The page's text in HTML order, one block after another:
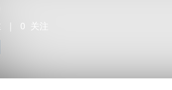
0 关注